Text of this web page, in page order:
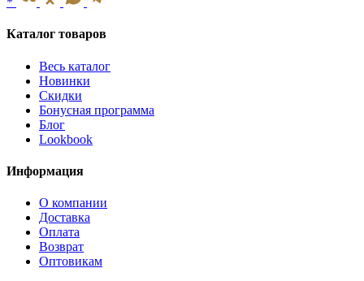
Каталог товаров
Весь каталог
Новинки
Скидки
Бонусная программа
Блог
Lookbook
Информация
О компании
Доставка
Оплата
Возврат
Оптовикам